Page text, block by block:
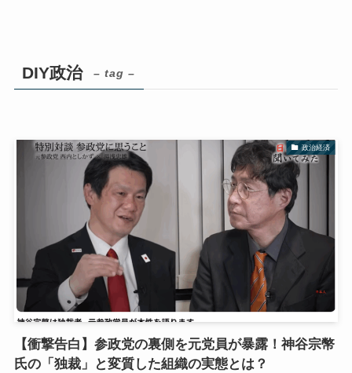
DIY政治 – tag –
政治経済
【衝撃告白】参政党の裏側を元党員が暴露！神谷宗幣
氏の「独裁」と変質した組織の実態とは？